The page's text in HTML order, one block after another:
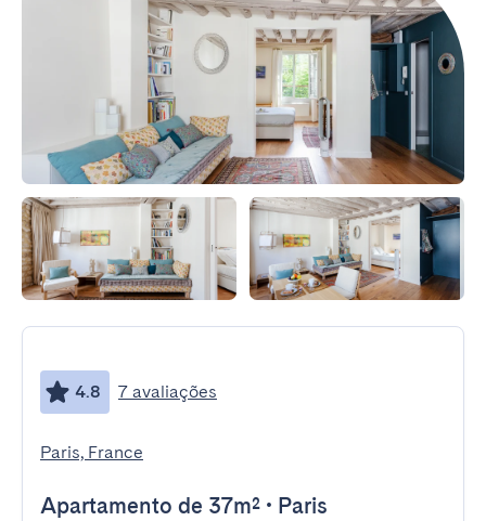
4.8 7 avaliações
Paris, France
Apartamento de 37m² • Paris